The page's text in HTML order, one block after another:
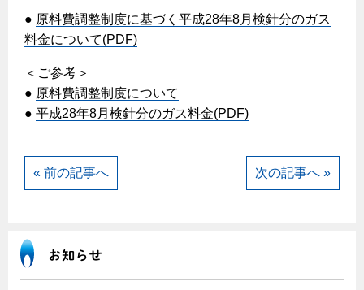
ガスが出ないとき
ガスメーターの復帰方法
ガス器具が故障したとき
地震のとき
新しく都市ガスをご利用したい方へ
20代
30代
60代
都市ガス切り替えのメリット
導入事例
オーブン
炊飯器
警報器
バスルーム
リフォームの流れ
リフォームのお知らせ
リフォームについてのお問い合わせ
約款
ご契約・お手続き
お申込み
停電時の対応
● 原料費調整制度に基づく平成28年8月検針分のガス
料金について(PDF)
＜ご参考＞
● 原料費調整制度について
● 平成28年8月検針分のガス料金(PDF)
« 前の記事へ 次の記事へ »